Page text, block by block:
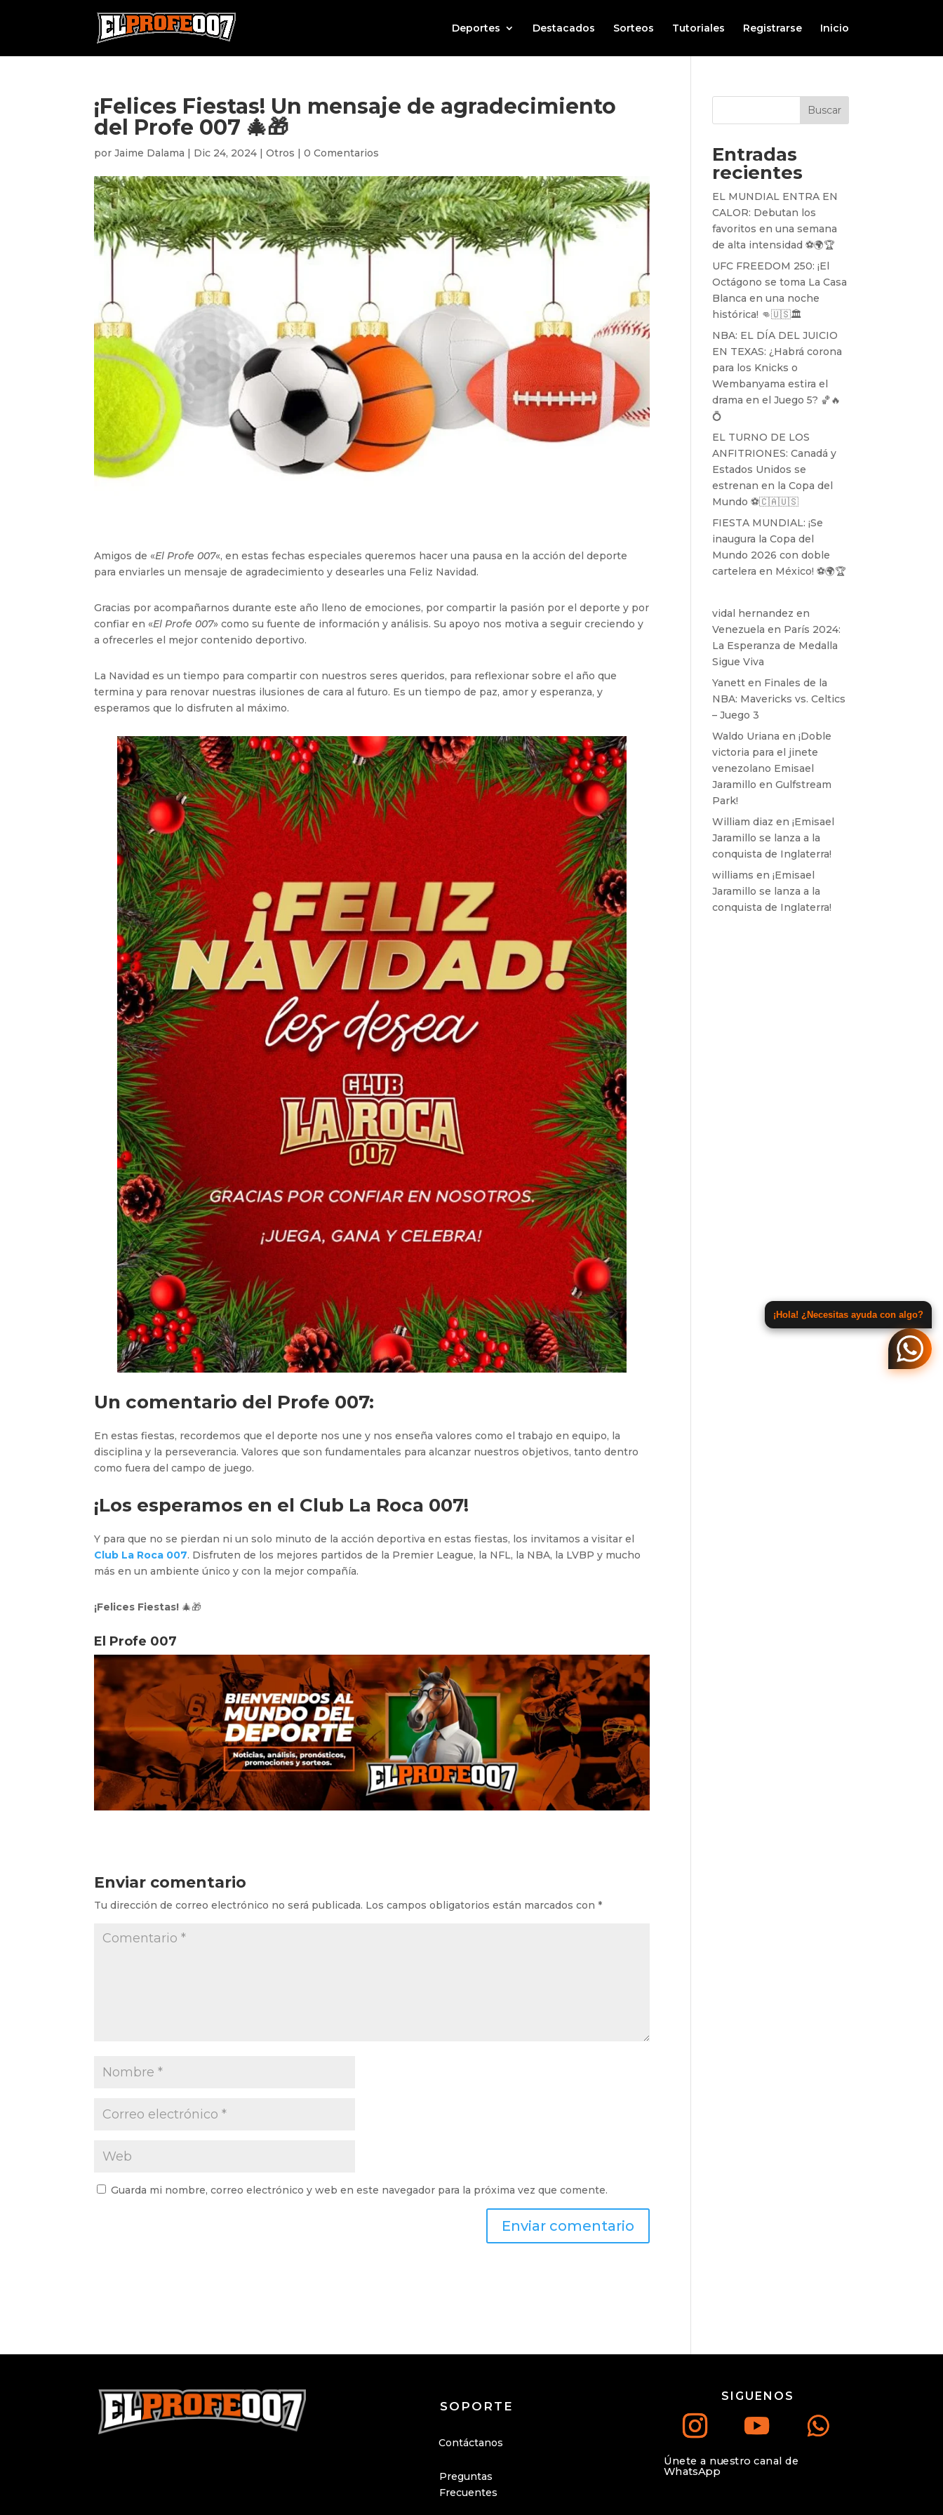
Deportes Destacados Sorteos Tutoriales Registrarse Inicio
¡Felices Fiestas! Un mensaje de agradecimiento
del Profe 007 🎄🎁
porJaime Dalama | Dic 24, 2024 |Otros |0 Comentarios
Amigos de «El Profe 007«, en estas fechas especiales queremos hacer una pausa en la acción del deporte
para enviarles un mensaje de agradecimiento y desearles una Feliz Navidad.
Gracias por acompañarnos durante este año lleno de emociones, por compartir la pasión por el deporte y por
confiar en «El Profe 007» como su fuente de información y análisis. Su apoyo nos motiva a seguir creciendo y
a ofrecerles el mejor contenido deportivo.
La Navidad es un tiempo para compartir con nuestros seres queridos, para reflexionar sobre el año que
termina y para renovar nuestras ilusiones de cara al futuro. Es un tiempo de paz, amor y esperanza, y
esperamos que lo disfruten al máximo.
Un comentario del Profe 007:
En estas fiestas, recordemos que el deporte nos une y nos enseña valores como el trabajo en equipo, la
disciplina y la perseverancia. Valores que son fundamentales para alcanzar nuestros objetivos, tanto dentro
como fuera del campo de juego.
¡Los esperamos en el Club La Roca 007!
Y para que no se pierdan ni un solo minuto de la acción deportiva en estas fiestas, los invitamos a visitar el
Club La Roca 007. Disfruten de los mejores partidos de la Premier League, la NFL, la NBA, la LVBP y mucho
más en un ambiente único y con la mejor compañía.
¡Felices Fiestas! 🎄🎁
El Profe 007
Enviar comentario
Tu dirección de correo electrónico no será publicada. Los campos obligatorios están marcados con*
Guarda mi nombre, correo electrónico y web en este navegador para la próxima vez que comente.
Buscar
Entradas
recientes
EL MUNDIAL ENTRA EN
CALOR: Debutan los
favoritos en una semana
de alta intensidad ⚽️🌍🏆
UFC FREEDOM 250: ¡El
Octágono se toma La Casa
Blanca en una noche
histórica! 👊🇺🇸🏛️
NBA: EL DÍA DEL JUICIO
EN TEXAS: ¿Habrá corona
para los Knicks o
Wembanyama estira el
drama en el Juego 5? 🏀🔥
💍
EL TURNO DE LOS
ANFITRIONES: Canadá y
Estados Unidos se
estrenan en la Copa del
Mundo ⚽️🇨🇦🇺🇸
FIESTA MUNDIAL: ¡Se
inaugura la Copa del
Mundo 2026 con doble
cartelera en México! ⚽️🌍🏆
vidal hernandez en
Venezuela en París 2024:
La Esperanza de Medalla
Sigue Viva
Yanett en Finales de la
NBA: Mavericks vs. Celtics
– Juego 3
Waldo Uriana en¡Doble
victoria para el jinete
venezolano Emisael
Jaramillo en Gulfstream
Park!
William diaz en¡Emisael
Jaramillo se lanza a la
conquista de Inglaterra!
williams en¡Emisael
Jaramillo se lanza a la
conquista de Inglaterra!
SIGUENOS
Únete a nuestro canal de
WhatsApp
Preguntas
Frecuentes
SOPORTE
Contáctanos
¡Hola! ¿Necesitas ayuda con algo?